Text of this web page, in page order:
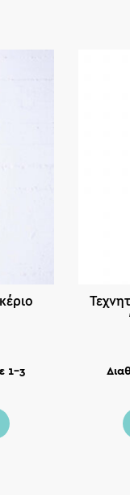
1-3